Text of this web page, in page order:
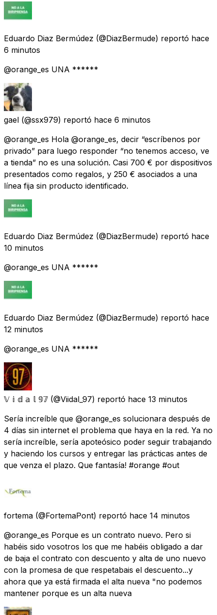
Eduardo Diaz Bermúdez (@DiazBermude) reportó hace
6 minutos
@orange_es UNA ******
gael (@ssx979) reportó hace 6 minutos
@orange_es Hola @orange_es, decir “escríbenos por
privado” para luego responder “no tenemos acceso, ve
a tienda” no es una solución. Casi 700 € por dispositivos
presentados como regalos, y 250 € asociados a una
línea fija sin producto identificado.
Eduardo Diaz Bermúdez (@DiazBermude) reportó hace
10 minutos
@orange_es UNA ******
Eduardo Diaz Bermúdez (@DiazBermude) reportó hace
12 minutos
@orange_es UNA ******
𝕍 𝕚 𝕕 𝕒 𝕝 𝟡𝟟 (@Viidal_97) reportó hace 13 minutos
Sería increíble que @orange_es solucionara después de
4 días sin internet el problema que haya en la red. Ya no
sería increíble, sería apoteósico poder seguir trabajando
y haciendo los cursos y entregar las prácticas antes de
que venza el plazo. Que fantasía! #orange #out
fortema (@FortemaPont) reportó hace 14 minutos
@orange_es Porque es un contrato nuevo. Pero si
habéis sido vosotros los que me habéis obligado a dar
de baja el contrato con descuento y alta de uno nuevo
con la promesa de que respetabais el descuento...y
ahora que ya está firmada el alta nueva "no podemos
mantener porque es un alta nueva